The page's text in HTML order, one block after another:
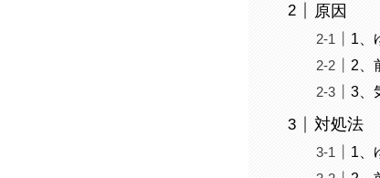
原因
1、
2、
3、
対処法
1、